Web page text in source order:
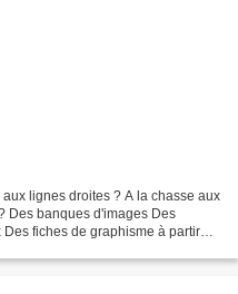
lignes droites ? A la chasse aux
Des banques d'images Des
fiches de graphisme à partir